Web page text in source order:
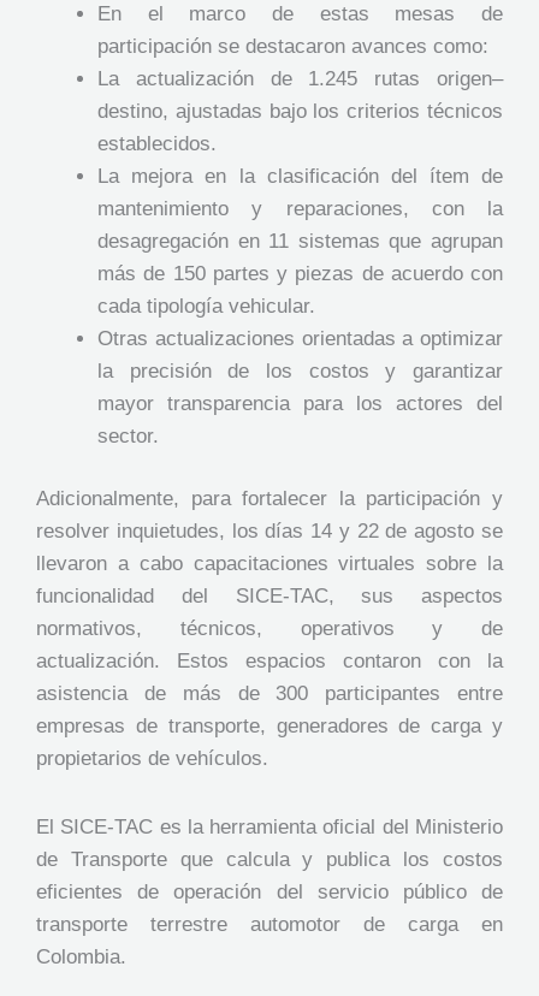
En el marco de estas mesas de
participación se destacaron avances como:
La actualización de 1.245 rutas origen–
destino, ajustadas bajo los criterios técnicos
establecidos.
La mejora en la clasificación del ítem de
mantenimiento y reparaciones, con la
desagregación en 11 sistemas que agrupan
más de 150 partes y piezas de acuerdo con
cada tipología vehicular.
Otras actualizaciones orientadas a optimizar
la precisión de los costos y garantizar
mayor transparencia para los actores del
sector.
Adicionalmente, para fortalecer la participación y
resolver inquietudes, los días 14 y 22 de agosto se
llevaron a cabo capacitaciones virtuales sobre la
funcionalidad del SICE-TAC, sus aspectos
normativos, técnicos, operativos y de
actualización. Estos espacios contaron con la
asistencia de más de 300 participantes entre
empresas de transporte, generadores de carga y
propietarios de vehículos.
El SICE-TAC es la herramienta oficial del Ministerio
de Transporte que calcula y publica los costos
eficientes de operación del servicio público de
transporte terrestre automotor de carga en
Colombia.